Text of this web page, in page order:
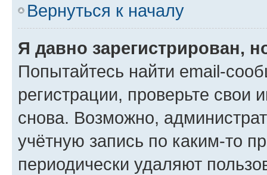
Вернуться к началу
Я давно зарегистрирован,
Попытайтесь найти email-
регистрации, проверьте свои
снова. Возможно,
учётную запись по каким-то
периодически удаляют